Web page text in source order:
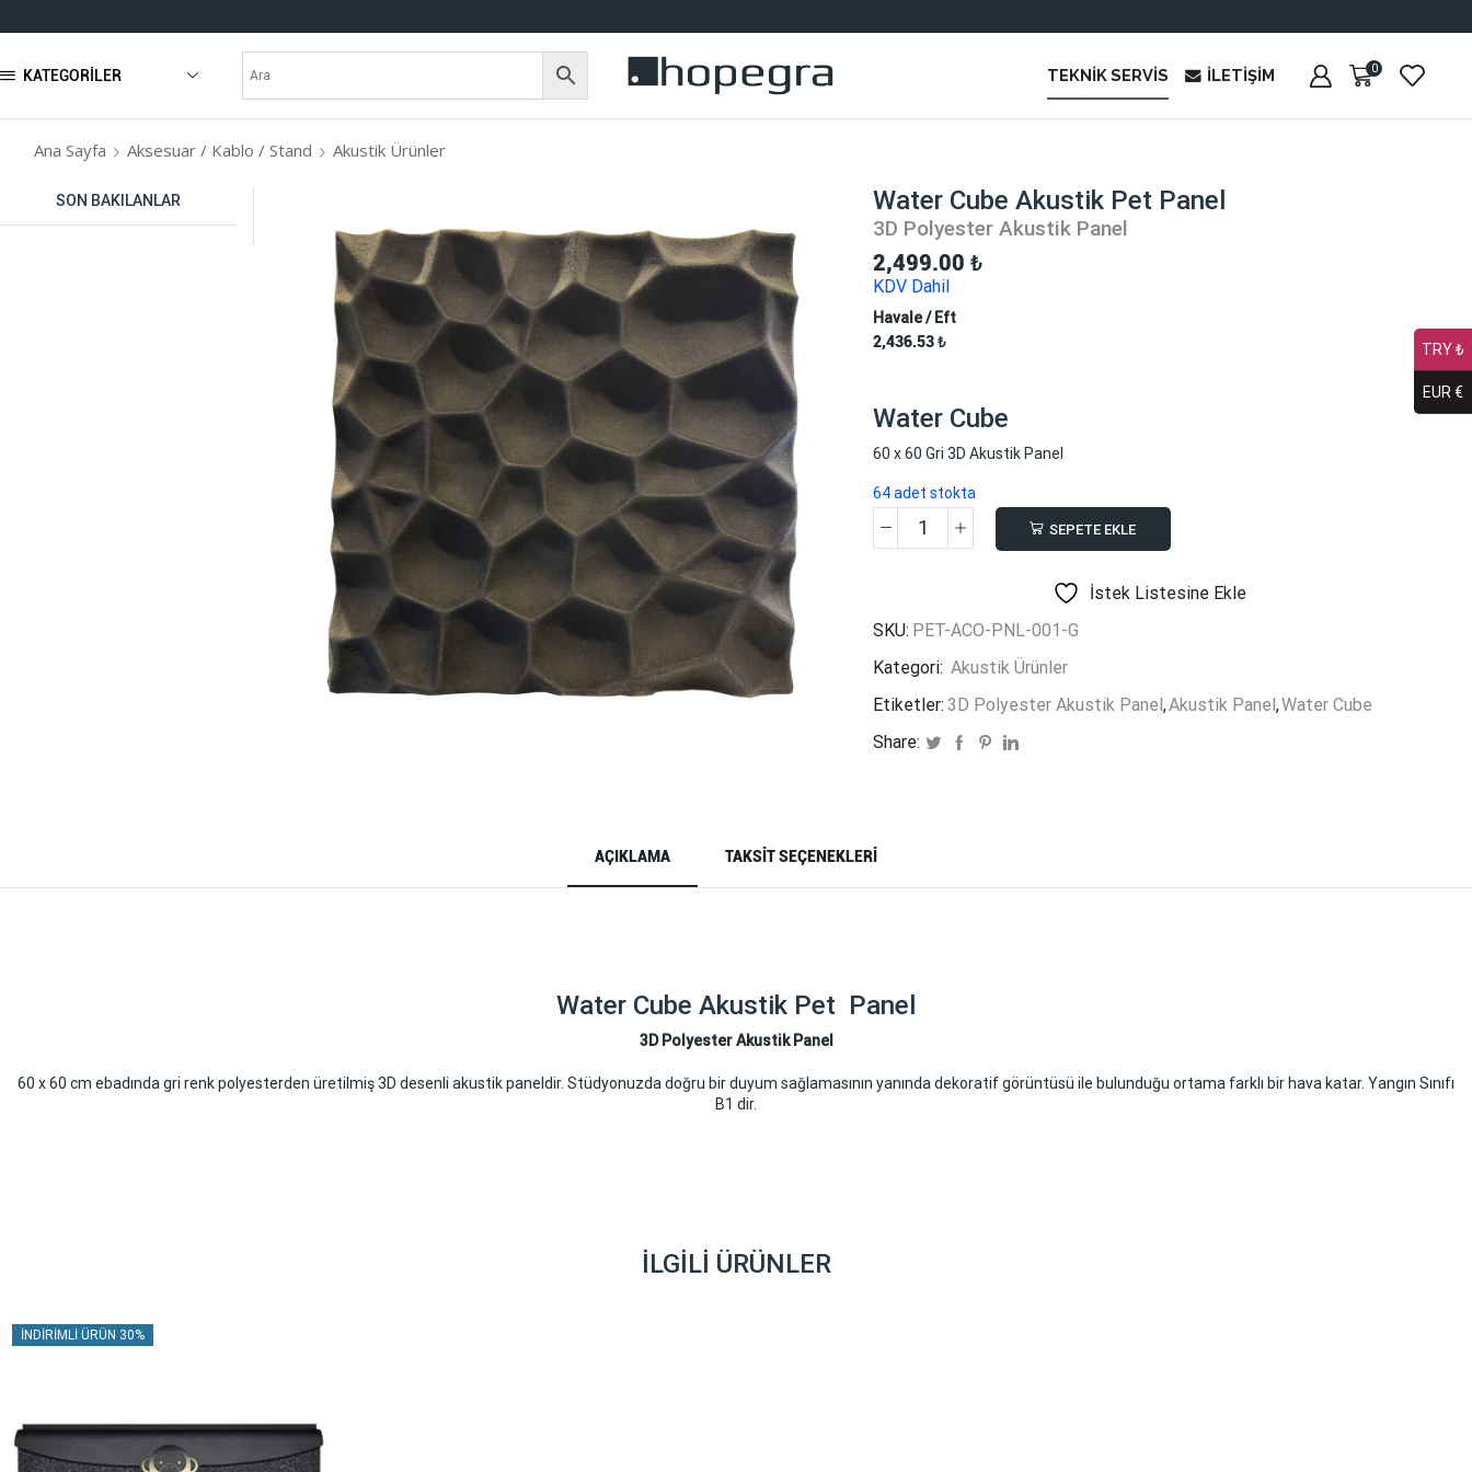
KATEGORILER TEKNIK SERVIS İLETIŞIM 0
Ana Sayfa Aksesuar / Kablo / Stand Akustik Ürünler
Water Cube Akustik Pet Panel
3D Polyester Akustik Panel
2,499.00 ₺
KDV Dahil
Havale / Eft
2,436.53₺
Water Cube
60 x 60 Gri 3D Akustik Panel
64 adet stokta
Water
Panel
adet
SEPETE EKLE
İstek Listesine Ekle
SKU: PET-ACO-PNL-001-G
Kategori: Akustik Ürünler
Etiketler: 3D Polyester Akustik Panel ,Akustik Panel ,Water Cube
Share:
SON BAKILANLAR
AÇIKLAMA TAKSIT SEÇENEKLERI
Water Cube Akustik Pet Panel
3D Polyester Akustik Panel
60 x 60 cm ebadında gri renk polyesterden üretilmiş 3D desenli akustik paneldir. Stüdyonuzda doğru bir duyum sağlamasının yanında dekoratif görüntüsü ile bulunduğu ortama farklı bir hava katar. Yangın Sınıfı
B1 dir.
İLGILI ÜRÜNLER
İNDIRIMLI ÜRÜN 30%
TRY ₺
EUR €